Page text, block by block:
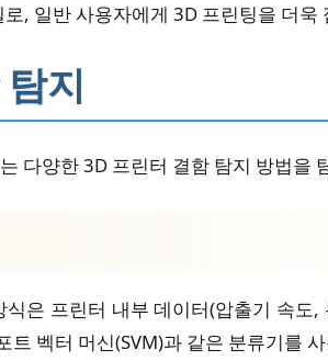
, 일반 사용자에게 3D 프린팅을 더
지
다양한 3D 프린터 결함 탐지 방법을
은 프린터 내부 데이터(압출기 속
트 벡터 머신(SVM)과 같은 분류기를